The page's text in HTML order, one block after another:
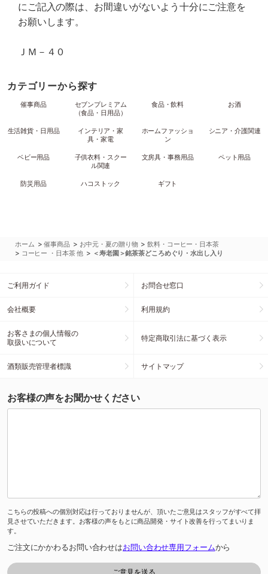
にご記入の際は、お間違いがないよう十分にご注意を
お願いします。
ＪＭ－４０
カテゴリーから探す
催事商品
セブンプレミアム
（食品・日用品）
食品・飲料 お酒
生活雑貨・日用品
インテリア・家
具・家電
ホームファッショ
ン
シニア・介護関連
ベビー用品
子供衣料・スクー
ル関連
文房具・事務用品 ペット用品
防災用品 ハコストック ギフト
ホーム >催事商品 > お中元・夏の贈り物 >飲料・コーヒー・日本茶
> コーヒー ・日本茶 他 > ＜寿老園＞銘茶茶どころめぐり・水出し入り
ご利用ガイド お問合せ窓口
会社概要 利用規約
お客さまの個人情報の
取扱いについて
特定商取引法に基づく表示
酒類販売管理者標識 サイトマップ
お客様の声をお聞かせください
こちらの投稿への個別対応は行っておりませんが、頂いたご意見はスタッフがすべて拝
見させていただきます。お客様の声をもとに商品開発・サイト改善を行ってまいりま
す。
ご注文にかかわるお問い合わせはお問い合わせ専用フォームから